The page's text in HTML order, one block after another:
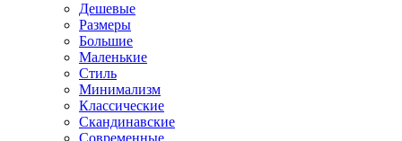
Дешевые
Размеры
Большие
Маленькие
Стиль
Минимализм
Классические
Скандинавские
Современные